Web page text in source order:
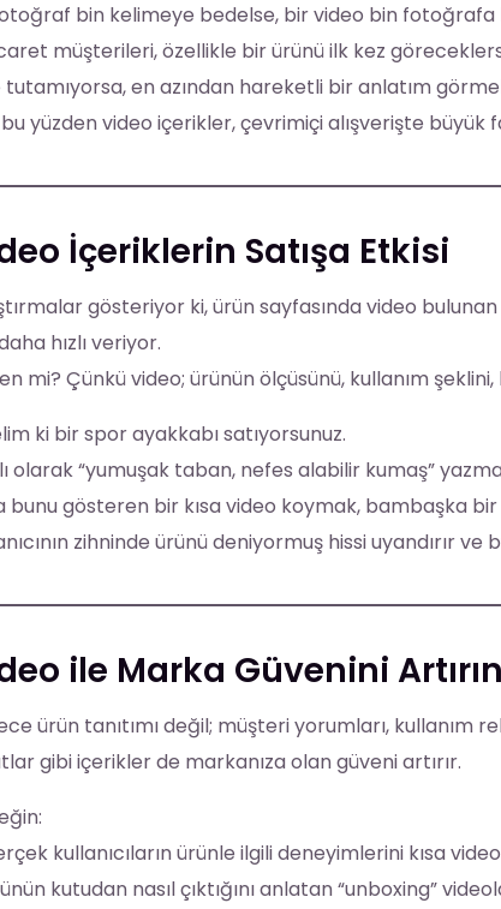
bin kelimeye bedelse, bir video bin fotoğrafa
müşterileri, özellikle bir ürünü ilk kez
tutamıyorsa, en azından hareketli bir anlatım
yüzden video içerikler, çevrimiçi alışverişte büyük
İçeriklerin Satışa Etkisi
gösteriyor ki, ürün sayfasında video
hızlı veriyor.
mi? Çünkü video; ürünün ölçüsünü, kullanım
ki bir spor ayakkabı satıyorsunuz.
olarak “yumuşak taban, nefes alabilir kumaş”
bunu gösteren bir kısa video koymak, bambaşka
zihninde ürünü deniyormuş hissi uyandırır
ile Marka Güvenini Artırın
ürün tanıtımı değil; müşteri yorumları, kullanım
gibi içerikler de markanıza olan güveni artırır.
kullanıcıların ürünle ilgili deneyimlerini kısa
kutudan nasıl çıktığını anlatan “unboxing”